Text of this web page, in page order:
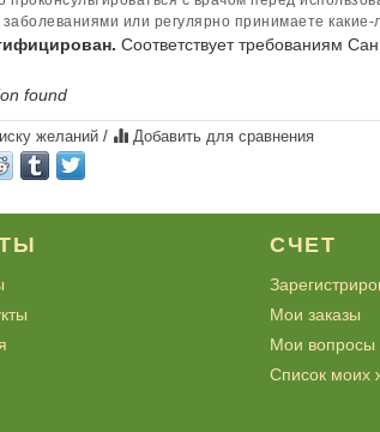
или регулярно принимаете какие-
Соответствует требованиям
found
желаний / Добавить для сравнения
СЧЕТ
Мои заказы
Мои вопросы
Список моих